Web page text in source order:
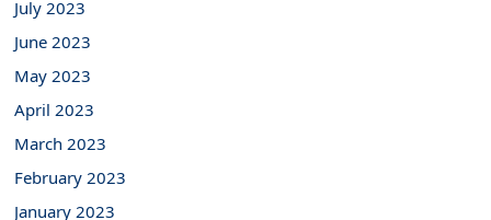
July 2023
June 2023
May 2023
April 2023
March 2023
February 2023
January 2023